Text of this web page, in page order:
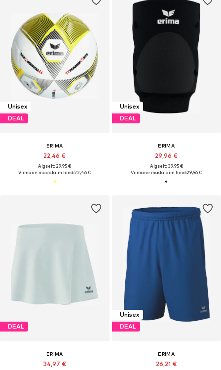
Unisex
DEAL
ERIMA
22,46 €
Algselt: 29,95 €
Viimane madalaim hind:22,46 €
Unisex
DEAL
ERIMA
29,96 €
Algselt: 39,95 €
Viimane madalaim hind:29,96 €
DEAL
ERIMA
34,97 €
Unisex
DEAL
ERIMA
26,21 €